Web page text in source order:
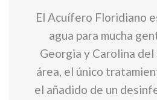
El Acuífero Floridiano
agua para mucha
Georgia y Carolina del
área, el único
el añadido de un